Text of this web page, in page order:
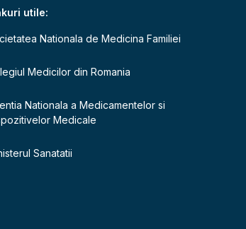
utile:
Nationala de Medicina Familiei
Medicilor din Romania
Nationala a Medicamentelor si
Medicale
Sanatatii